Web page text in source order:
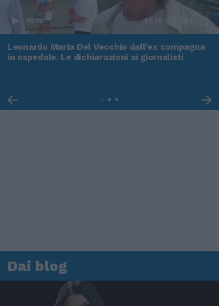
00:00 01:16
Leonardo Maria Del Vecchio dall'ex compagna
in ospedale. Le dichiarazioni ai giornalisti
Dai blog